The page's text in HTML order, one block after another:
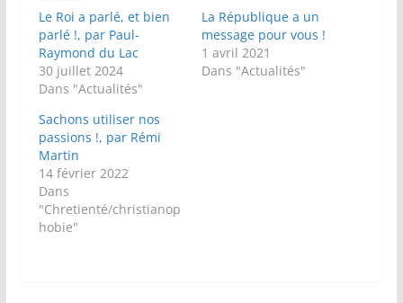
Le Roi a parlé, et bien
parlé !, par Paul-
Raymond du Lac
30 juillet 2024
Dans "Actualités"
La République a un
message pour vous !
1 avril 2021
Dans "Actualités"
Sachons utiliser nos
passions !, par Rémi
Martin
14 février 2022
Dans
"Chretienté/christianop
hobie"